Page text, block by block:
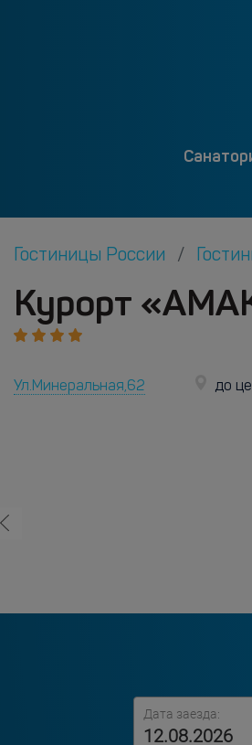
Гостиницы России
Курорт
Ул.Минеральная,62 до
Дата заезда: